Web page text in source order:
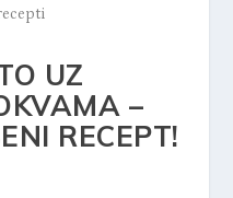
UZ
–
RECEPT!